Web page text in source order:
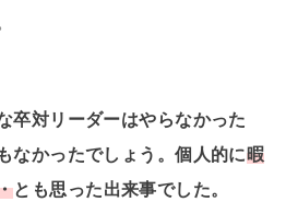
卒対リーダーはやらなかった
なかったでしょう。個人的に暇
とも思った出来事でした。